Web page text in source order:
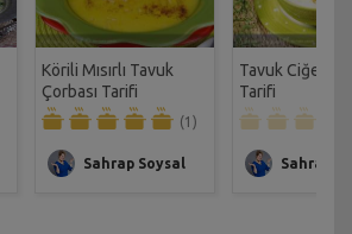
Körili Mısırlı Tavuk
Çorbası Tarifi
(1)
Sahrap Soysal
Tavuk Ciğerli
Tarifi
Sahrap